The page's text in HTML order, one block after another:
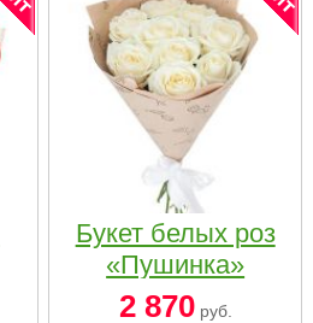
Букет белых роз
«Пушинка»
2 870руб.